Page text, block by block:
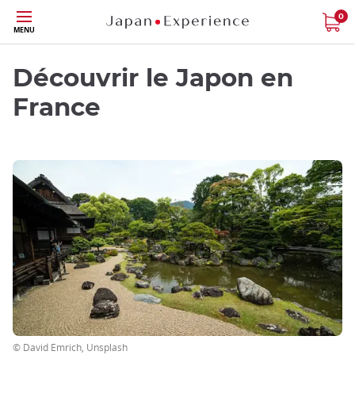
Skip
to
main
content
MENU
0
Découvrir le Japon en
France
© David Emrich, Unsplash